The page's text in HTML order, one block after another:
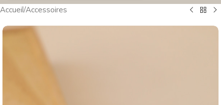
Accueil/Accessoires